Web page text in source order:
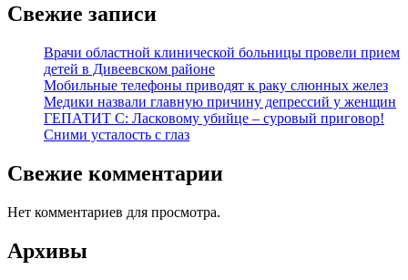
Свежие записи
Врачи областной клинической больницы провели прием
детей в Дивеевском районе
Мобильные телефоны приводят к раку слюнных желез
Медики назвали главную причину депрессий у женщин
ГЕПАТИТ С: Ласковому убийце – суровый приговор!
Сними усталость с глаз
Свежие комментарии
Нет комментариев для просмотра.
Архивы